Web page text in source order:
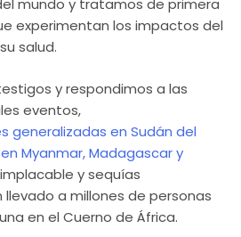
mundo y tratamos de primera
experimentan los impactos del
salud.
y respondimos a las
eventos,
generalizadas en Sudán del
Myanmar, Madagascar y
y sequías
a millones de personas
en el Cuerno de África.